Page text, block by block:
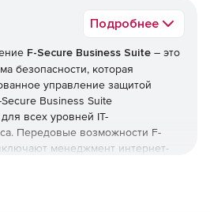
Подробнее
F-Secure Business Suite – это
безопасности, которая
управление защитой
Business Suite
всех уровней IT-
Передовые возможности F-
менеджмент интернет-